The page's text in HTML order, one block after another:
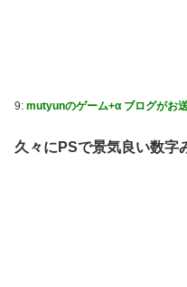
9: mutyunのゲーム+α ブログがお送
久々にPSで景気良い数字